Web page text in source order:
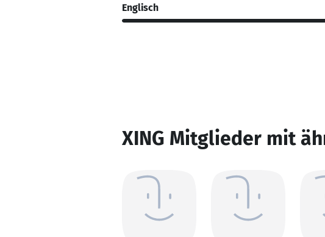
Englisch
XING Mitglieder mit